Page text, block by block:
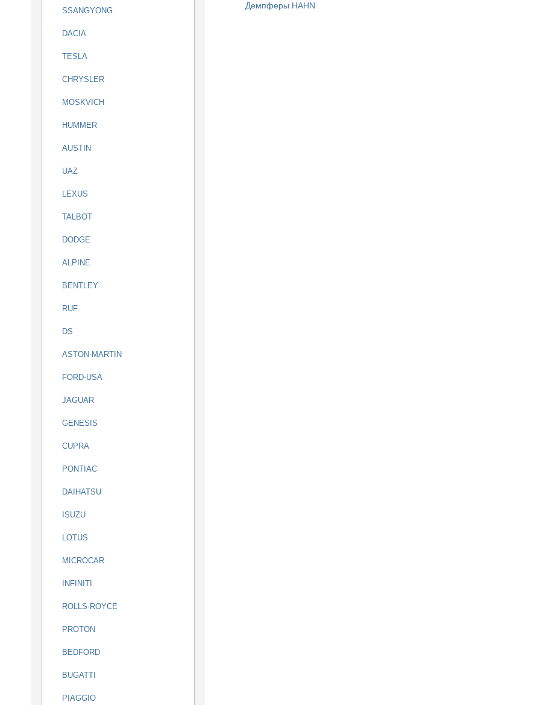
SSANGYONG
DACIA
TESLA
CHRYSLER
MOSKVICH
HUMMER
AUSTIN
UAZ
LEXUS
TALBOT
DODGE
ALPINE
BENTLEY
RUF
DS
ASTON-MARTIN
FORD-USA
JAGUAR
GENESIS
CUPRA
PONTIAC
DAIHATSU
ISUZU
LOTUS
MICROCAR
INFINITI
ROLLS-ROYCE
PROTON
BEDFORD
BUGATTI
PIAGGIO
Демпферы HAHN